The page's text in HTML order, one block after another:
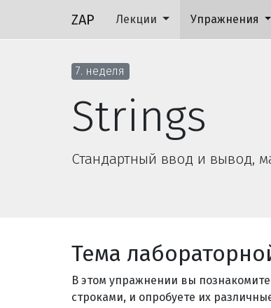
ZAP Лекции Упражнения
7. неделя
Strings
Стандартный ввод и вывод,
Тема
В этом упражнении вы
строками, и опробуете их